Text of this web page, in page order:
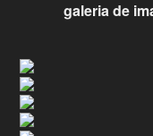
galeria de